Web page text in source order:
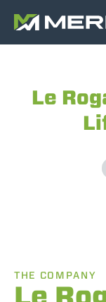
Le
THE COMPANY